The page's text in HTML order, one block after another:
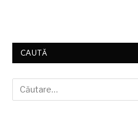
CAUTĂ